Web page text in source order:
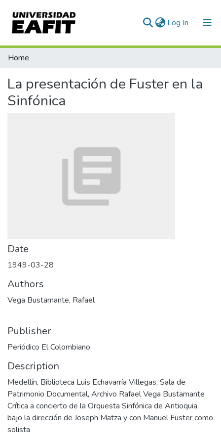
Log In (current)
Communities & Collections
Home
La presentación de Fuster en la
Sinfónica
Date
1949-03-28
Authors
Vega Bustamante, Rafael
Publisher
Periódico El Colombiano
Description
Medellín, Biblioteca Luis Echavarría Villegas, Sala de
Patrimonio Documental, Archivo Rafael Vega Bustamante
Crítica a concierto de la Orquesta Sinfónica de Antioquia,
bajo la dirección de Joseph Matza y con Manuel Fuster como
solista